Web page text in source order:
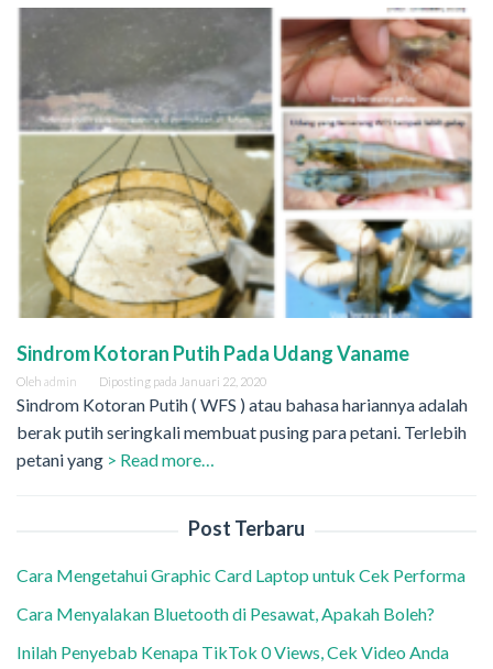
Sindrom Kotoran Putih Pada Udang Vaname
Oleh admin Diposting pada Januari 22, 2020
Sindrom Kotoran Putih ( WFS ) atau bahasa hariannya adalah
berak putih seringkali membuat pusing para petani. Terlebih
petani yang > Read more…
Post Terbaru
Cara Mengetahui Graphic Card Laptop untuk Cek Performa
Cara Menyalakan Bluetooth di Pesawat, Apakah Boleh?
Inilah Penyebab Kenapa TikTok 0 Views, Cek Video Anda